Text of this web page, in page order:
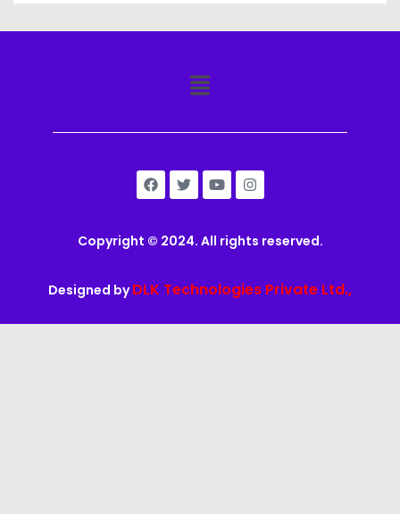
Copyright © 2024. All rights reserved.
Designed byDLK Technologies Private Ltd.,